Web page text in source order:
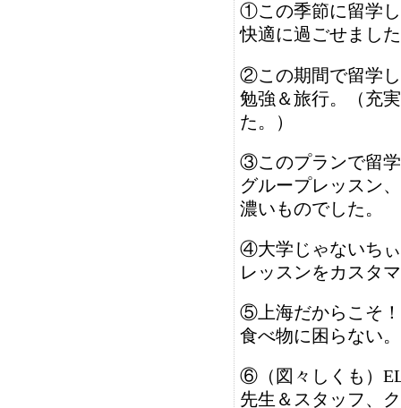
①この季節に留学
快適に過ごせまし
②この期間で留学
勉強＆旅行。（充
た。）
③このプランで留
グループレッスン
濃いものでした。
④大学じゃないち
レッスンをカスタ
⑤上海だからこそ！
食べ物に困らない。
⑥（図々しくも）
先生＆スタッフ、